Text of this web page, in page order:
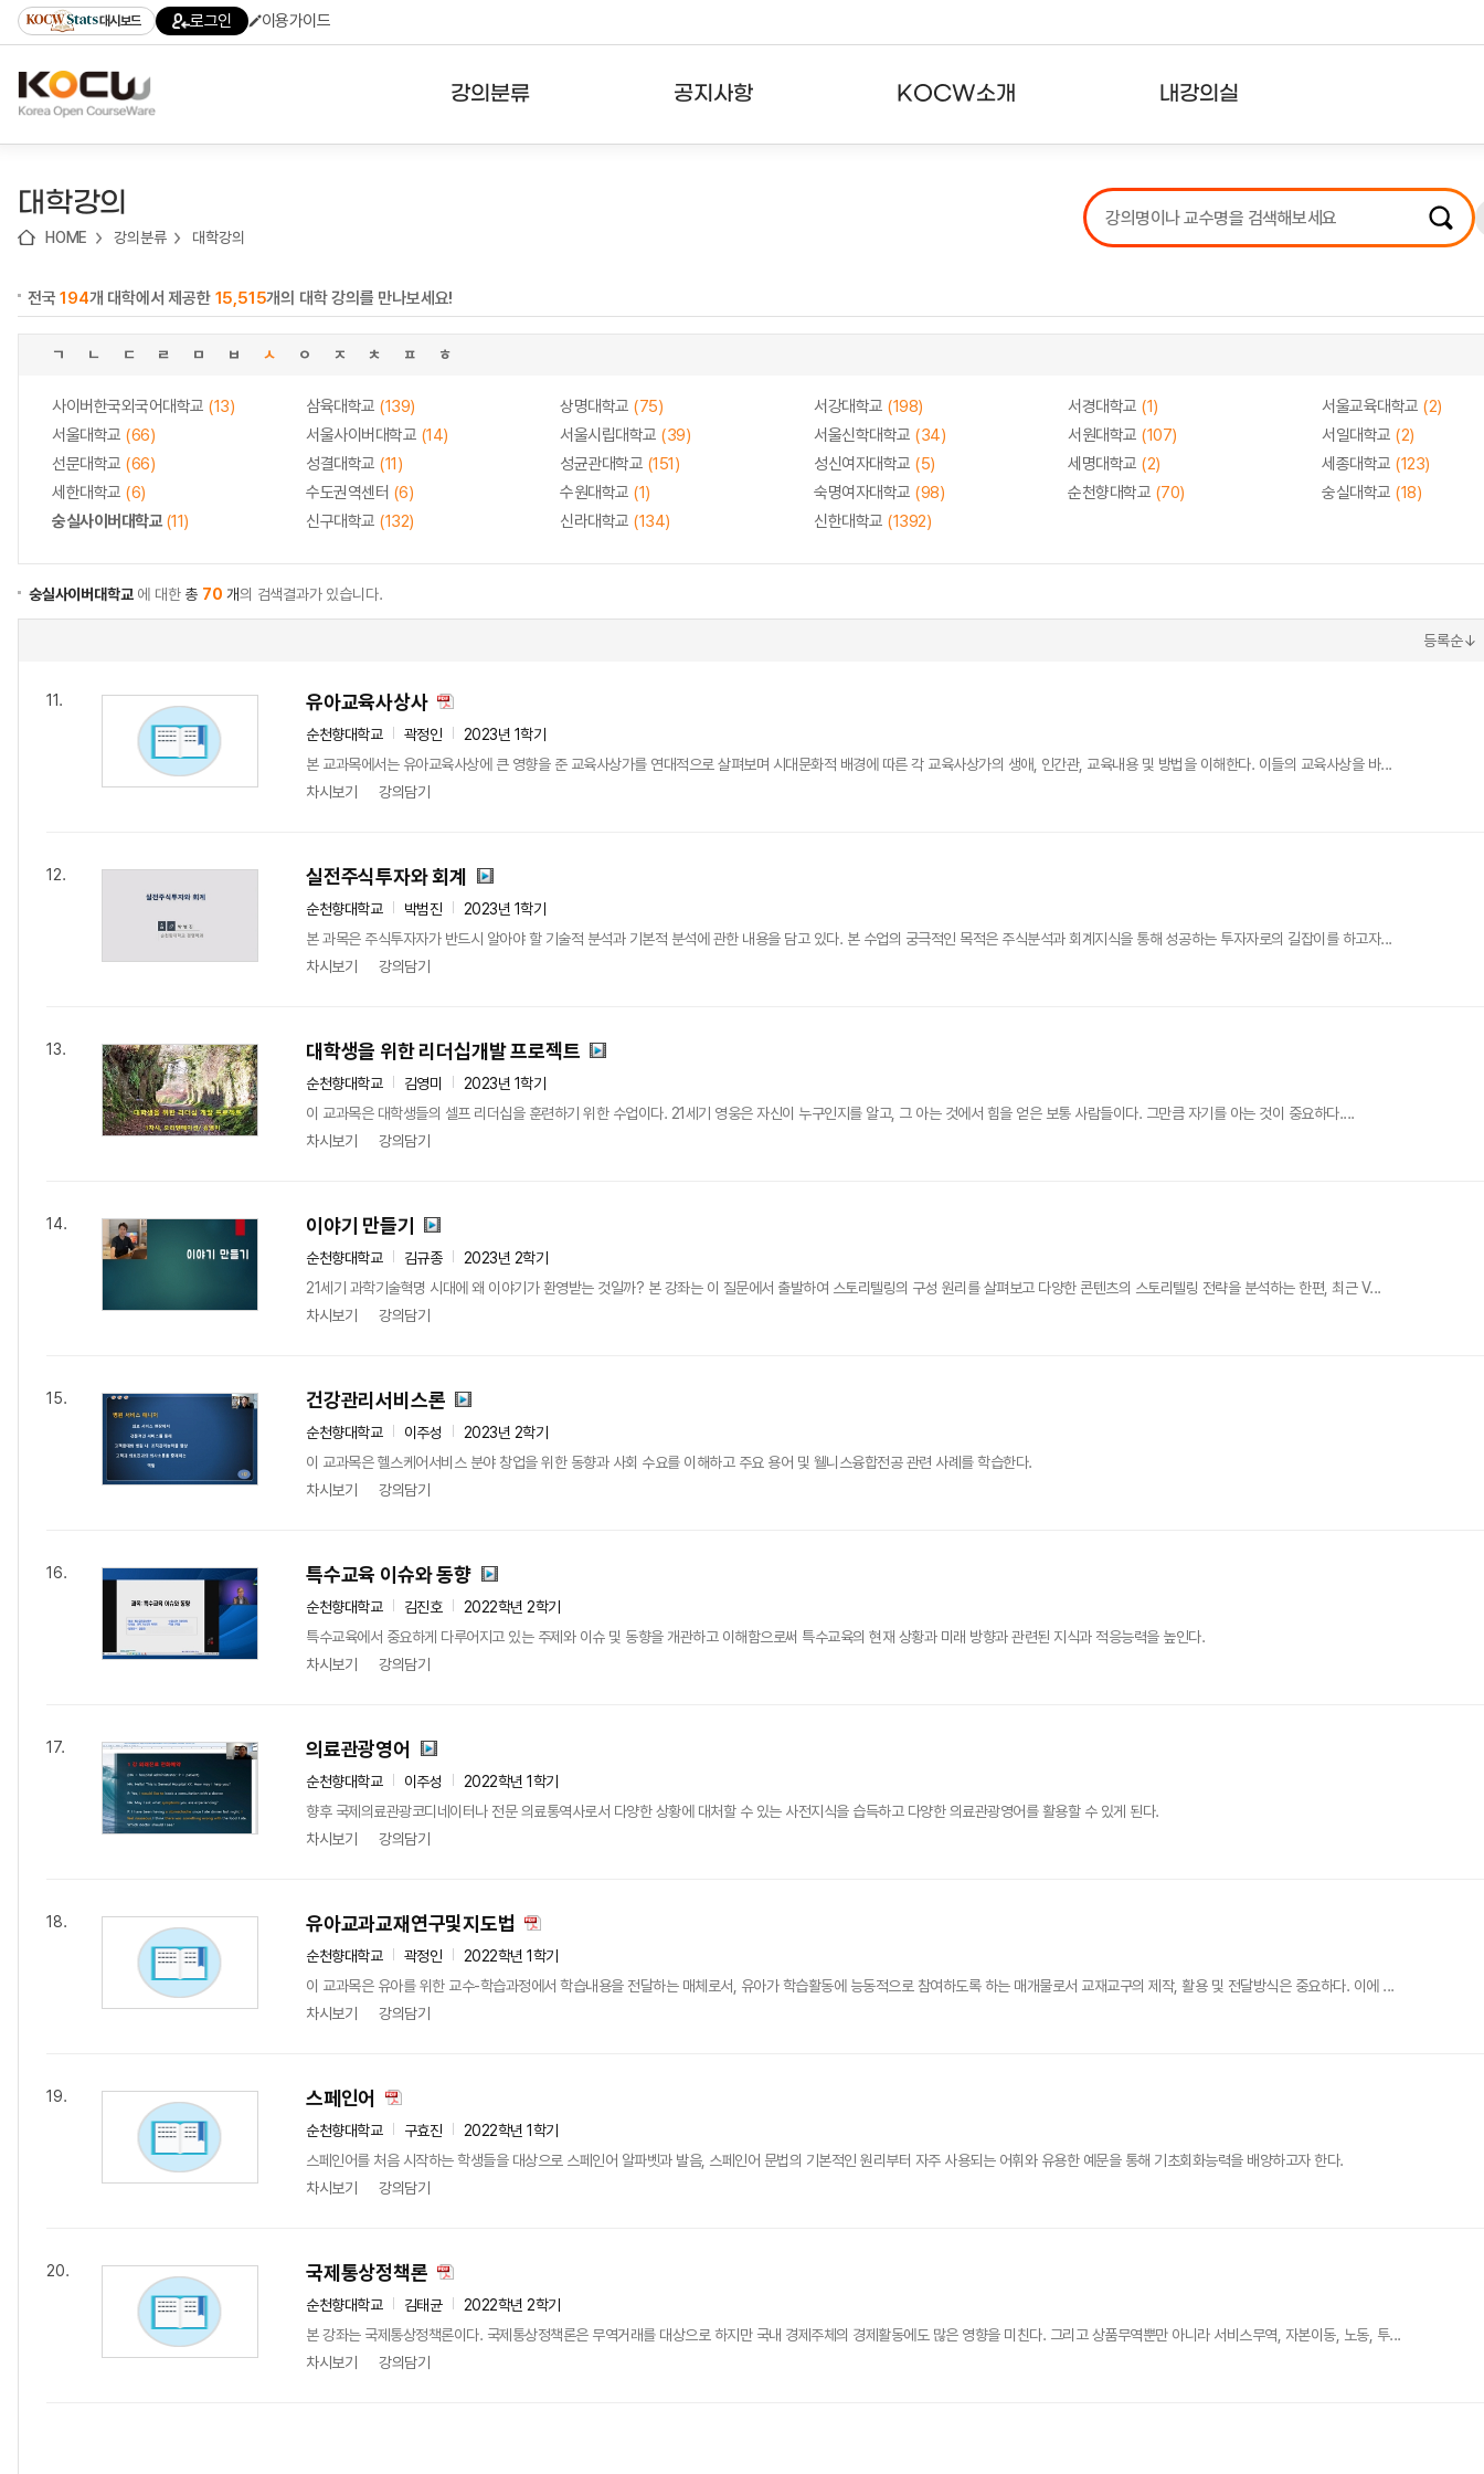
기
기
기
content)
가
대시보드 로그인 이용가이드
강의분류 공지사항 KOCW소개 내강의실
강의리스트
수강확인증강의
대학강의
HOME 강의분류 대학강의
전국194개 대학에서 제공한 15,515개의 대학 강의를 만나보세요!
ㄱ ㄴ ㄷ ㄹ ㅁ ㅂ ㅅ ㅇ ㅈ ㅊ ㅍ ㅎ
사이버한국외국어대학교 (13) 삼육대학교 (139) 상명대학교 (75) 서강대학교 (198) 서경대학교 (1) 서울교육대학교 (2)
서울대학교 (66) 서울사이버대학교 (14) 서울시립대학교 (39) 서울신학대학교 (34) 서원대학교 (107) 서일대학교 (2)
선문대학교 (66) 성결대학교 (11) 성균관대학교 (151) 성신여자대학교 (5) 세명대학교 (2) 세종대학교 (123)
세한대학교 (6) 수도권역센터 (6) 수원대학교 (1) 숙명여자대학교 (98) 순천향대학교 (70) 숭실대학교 (18)
숭실사이버대학교(11) 신구대학교 (132) 신라대학교 (134) 신한대학교 (1392)
숭실사이버대학교에 대한총 70 개의 검색결과가 있습니다.
등록순↓
11. 유아교육사상사
순천향대학교 곽정인
2023년 1학기
본 교과목에서는 유아교육사상에 큰 영향을 준 교육사상가를 연대적으로 살펴보며 시대문화적 배경에 따른 각 교육사상가의 생애, 인간관, 교육내용 및 방법을 이해한다. 이들의 교육사상을 바...
차시보기
강의담기
12. 실전주식투자와 회계
순천향대학교 박범진
2023년 1학기
본 과목은 주식투자자가 반드시 알아야 할 기술적 분석과 기본적 분석에 관한 내용을 담고 있다. 본 수업의 궁극적인 목적은 주식분석과 회계지식을 통해 성공하는 투자자로의 길잡이를 하고자...
차시보기
강의담기
13. 대학생을 위한 리더십개발 프로젝트
순천향대학교 김영미
2023년 1학기
이 교과목은 대학생들의 셀프 리더십을 훈련하기 위한 수업이다. 21세기 영웅은 자신이 누구인지를 알고, 그 아는 것에서 힘을 얻은 보통 사람들이다. 그만큼 자기를 아는 것이 중요하다....
차시보기
강의담기
14. 이야기 만들기
순천향대학교 김규종
2023년 2학기
21세기 과학기술혁명 시대에 왜 이야기가 환영받는 것일까? 본 강좌는 이 질문에서 출발하여 스토리텔링의 구성 원리를 살펴보고 다양한 콘텐츠의 스토리텔링 전략을 분석하는 한편, 최근 V...
차시보기
강의담기
15. 건강관리서비스론
순천향대학교 이주성
2023년 2학기
이 교과목은 헬스케어서비스 분야 창업을 위한 동향과 사회 수요를 이해하고 주요 용어 및 웰니스융합전공 관련 사례를 학습한다.
차시보기
강의담기
16. 특수교육 이슈와 동향
순천향대학교 김진호
2022학년 2학기
특수교육에서 중요하게 다루어지고 있는 주제와 이슈 및 동향을 개관하고 이해함으로써 특수교육의 현재 상황과 미래 방향과 관련된 지식과 적응능력을 높인다.
차시보기
강의담기
17. 의료관광영어
순천향대학교 이주성
2022학년 1학기
향후 국제의료관광코디네이터나 전문 의료통역사로서 다양한 상황에 대처할 수 있는 사전지식을 습득하고 다양한 의료관광영어를 활용할 수 있게 된다.
차시보기
강의담기
18. 유아교과교재연구및지도법
순천향대학교 곽정인
2022학년 1학기
이 교과목은 유아를 위한 교수-학습과정에서 학습내용을 전달하는 매체로서, 유아가 학습활동에 능동적으로 참여하도록 하는 매개물로서 교재교구의 제작, 활용 및 전달방식은 중요하다. 이에 ...
차시보기
강의담기
19. 스페인어
순천향대학교 구효진
2022학년 1학기
스페인어를 처음 시작하는 학생들을 대상으로 스페인어 알파벳과 발음, 스페인어 문법의 기본적인 원리부터 자주 사용되는 어휘와 유용한 예문을 통해 기초회화능력을 배양하고자 한다.
차시보기
강의담기
20. 국제통상정책론
순천향대학교 김태균
2022학년 2학기
본 강좌는 국제통상정책론이다. 국제통상정책론은 무역거래를 대상으로 하지만 국내 경제주체의 경제활동에도 많은 영향을 미친다. 그리고 상품무역뿐만 아니라 서비스무역, 자본이동, 노동, 투...
차시보기
강의담기